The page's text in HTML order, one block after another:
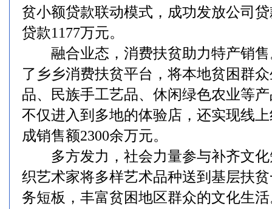
贫小额贷款联动模式，成功发放公司
贷款1177万元。
融合业态，消费扶贫助力特产销售
了乡乡消费扶贫平台，将本地贫困群
品、民族手工艺品、休闲绿色农业等
不仅进入到多地的体验店，还实现线
成销售额2300余万元。
多方发力，社会力量参与补齐文化
织艺术家将多样艺术品种送到基层扶
务短板，丰富贫困地区群众的文化生